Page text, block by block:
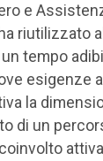
e
riutilizzato
tempo
esigenze
la
di un